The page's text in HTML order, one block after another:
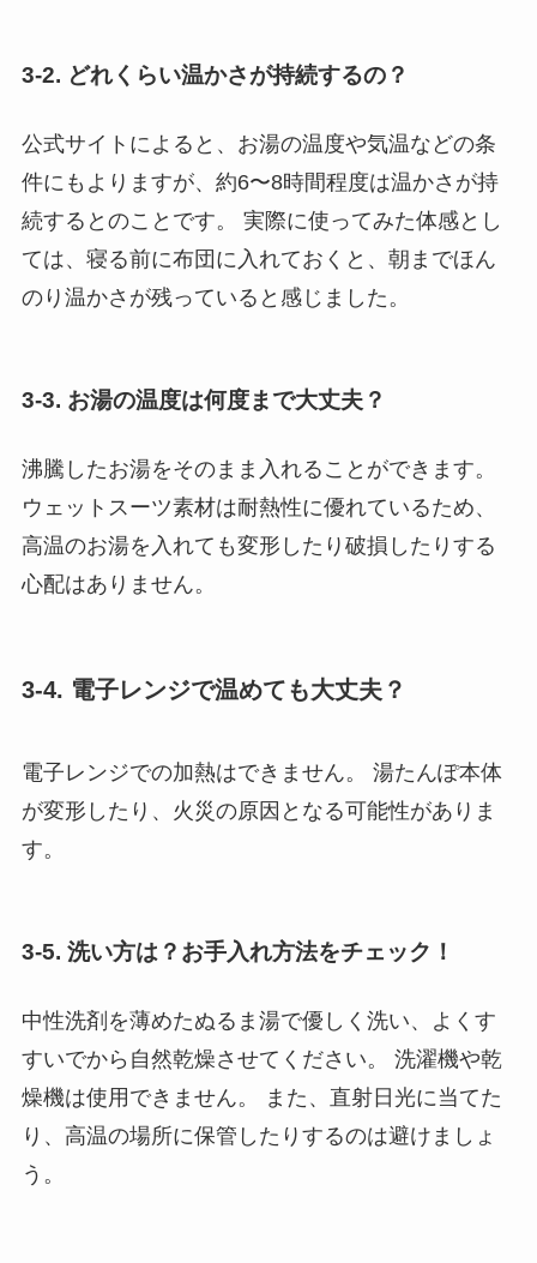
3-2. どれくらい温かさが持続するの？
公式サイトによると、お湯の温度や気温などの条
件にもよりますが、約6〜8時間程度は温かさが持
続するとのことです。 実際に使ってみた体感とし
ては、寝る前に布団に入れておくと、朝までほん
のり温かさが残っていると感じました。
3-3. お湯の温度は何度まで大丈夫？
沸騰したお湯をそのまま入れることができます。
ウェットスーツ素材は耐熱性に優れているため、
高温のお湯を入れても変形したり破損したりする
心配はありません。
3-4. 電子レンジで温めても大丈夫？
電子レンジでの加熱はできません。 湯たんぽ本体
が変形したり、火災の原因となる可能性がありま
す。
3-5. 洗い方は？お手入れ方法をチェック！
中性洗剤を薄めたぬるま湯で優しく洗い、よくす
すいでから自然乾燥させてください。 洗濯機や乾
燥機は使用できません。 また、直射日光に当てた
り、高温の場所に保管したりするのは避けましょ
う。